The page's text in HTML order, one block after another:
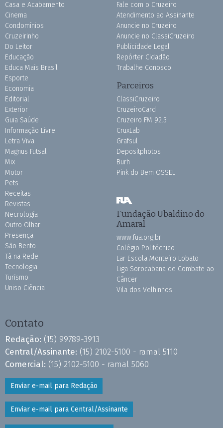
Casa e Acabamento
Cinema
Condomínios
Cruzeirinho
Do Leitor
Educação
Educa Mais Brasil
Esporte
Economia
Editorial
Exterior
Guia Saúde
Informação Livre
Letra Viva
Magnus Futsal
Mix
Motor
Pets
Receitas
Revistas
Necrologia
Outro Olhar
Presença
São Bento
Tá na Rede
Tecnologia
Turismo
Uniso Ciência
Fale com o Cruzeiro
Atendimento ao Assinante
Anuncie no Cruzeiro
Anuncie no ClassiCruzeiro
Publicidade Legal
Repórter Cidadão
Trabalhe Conosco
Parceiros
ClassiCruzeiro
CruzeiroCard
Cruzeiro FM 92.3
CruxLab
Grafsul
Depositphotos
Burh
Pink do Bem OSSEL
Fundação Ubaldino do
Amaral
www.fua.org.br
Colégio Politécnico
Lar Escola Monteiro Lobato
Liga Sorocabana de Combate ao
Câncer
Vila dos Velhinhos
Contato
Redação: (15) 99789-3913
Central/Assinante: (15) 2102-5100 - ramal 5110
Comercial: (15) 2102-5100 - ramal 5060
Enviar e-mail para Redação
Enviar e-mail para Central/Assinante